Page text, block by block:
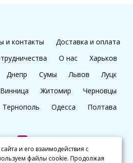
и контакты
Доставка и оплата
О нас
Харьков
Днепр Сумы Львов
Луцк
Винница Житомир
Черновцы
Тернополь Одесса Полтава
и его взаимодействия с
файлы cookie. Продолжая